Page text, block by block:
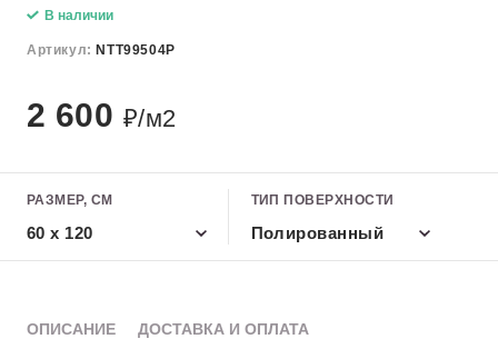
В наличии
Артикул: NTT99504P
2 600 ₽/м2
РАЗМЕР, СМ
60 x 120
ТИП ПОВЕРХНОСТИ
Полированный
ОПИСАНИЕ ДОСТАВКА И ОПЛАТА